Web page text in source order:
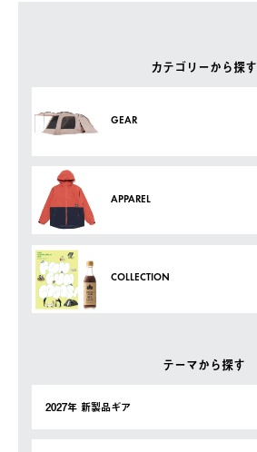
カテゴリーから探す
GEAR
APPAREL
COLLECTION
テーマから探す
2027年 新製品ギア